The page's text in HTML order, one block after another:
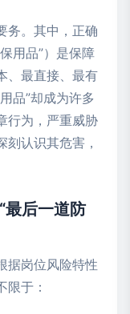
务。其中，正确
用品”）是保障
、最直接、最有
品”却成为许多
行为，严重威胁
认识其危害，
最后一道防
据岗位风险特性
于：